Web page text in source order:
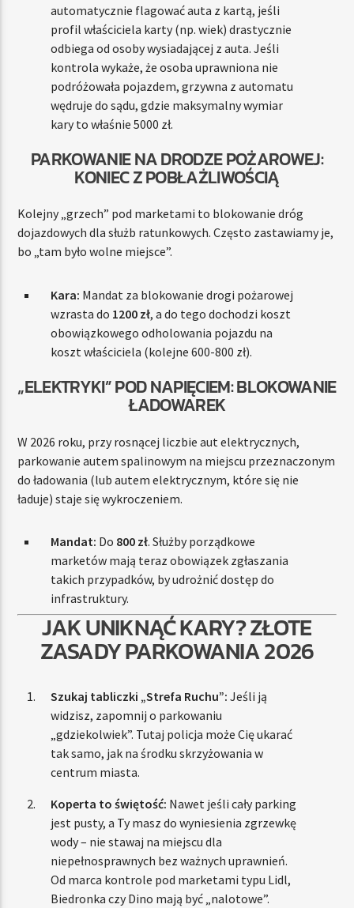
automatycznie flagować auta z kartą, jeśli
profil właściciela karty (np. wiek) drastycznie
odbiega od osoby wysiadającej z auta. Jeśli
kontrola wykaże, że osoba uprawniona nie
podróżowała pojazdem, grzywna z automatu
wędruje do sądu, gdzie maksymalny wymiar
kary to właśnie 5000 zł.
PARKOWANIE NA DRODZE POŻAROWEJ:
KONIEC Z POBŁAŻLIWOŚCIĄ
Kolejny „grzech” pod marketami to blokowanie dróg
dojazdowych dla służb ratunkowych. Często zastawiamy je,
bo „tam było wolne miejsce”.
Kara: Mandat za blokowanie drogi pożarowej
wzrasta do 1200 zł, a do tego dochodzi koszt
obowiązkowego odholowania pojazdu na
koszt właściciela (kolejne 600-800 zł).
„ELEKTRYKI” POD NAPIĘCIEM: BLOKOWANIE
ŁADOWAREK
W 2026 roku, przy rosnącej liczbie aut elektrycznych,
parkowanie autem spalinowym na miejscu przeznaczonym
do ładowania (lub autem elektrycznym, które się nie
ładuje) staje się wykroczeniem.
Mandat: Do 800 zł. Służby porządkowe
marketów mają teraz obowiązek zgłaszania
takich przypadków, by udrożnić dostęp do
infrastruktury.
JAK UNIKNĄĆ KARY? ZŁOTE
ZASADY PARKOWANIA 2026
Szukaj tabliczki „Strefa Ruchu”: Jeśli ją
widzisz, zapomnij o parkowaniu
„gdziekolwiek”. Tutaj policja może Cię ukarać
tak samo, jak na środku skrzyżowania w
centrum miasta.
Koperta to świętość: Nawet jeśli cały parking
jest pusty, a Ty masz do wyniesienia zgrzewkę
wody – nie stawaj na miejscu dla
niepełnosprawnych bez ważnych uprawnień.
Od marca kontrole pod marketami typu Lidl,
Biedronka czy Dino mają być „nalotowe”.